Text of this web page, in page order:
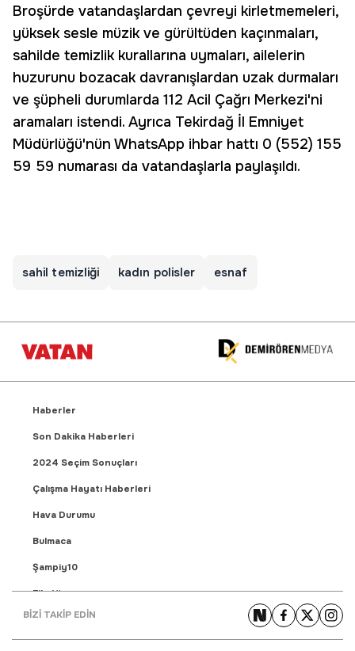
Broşürde vatandaşlardan çevreyi kirletmemeleri,
yüksek sesle müzik ve gürültüden kaçınmaları,
sahilde temizlik kurallarına uymaları, ailelerin
huzurunu bozacak davranışlardan uzak durmaları
ve şüpheli durumlarda 112 Acil Çağrı Merkezi'ni
aramaları istendi. Ayrıca Tekirdağ İl Emniyet
Müdürlüğü'nün WhatsApp ihbar hattı 0 (552) 155
59 59 numarası da vatandaşlarla paylaşıldı.
sahil temizliği kadın polisler esnaf
Haberler
Son Dakika Haberleri
2024 Seçim Sonuçları
Çalışma Hayatı Haberleri
Hava Durumu
Bulmaca
Şampiy10
Fikstür
Puan Durumu
BİZİ TAKİP EDİN